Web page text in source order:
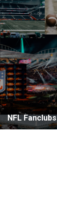
NFL Fanclubs